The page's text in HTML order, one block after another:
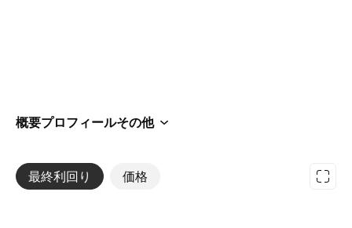
概要プロフィールその他
最終利回り 価格
その他